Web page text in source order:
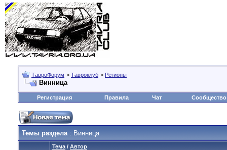
ТавроФорум > Тавроклуб > Регионы
Винница
Регистрация Правила Чат Сообщество
Темы раздела: Винница
Тема / Автор